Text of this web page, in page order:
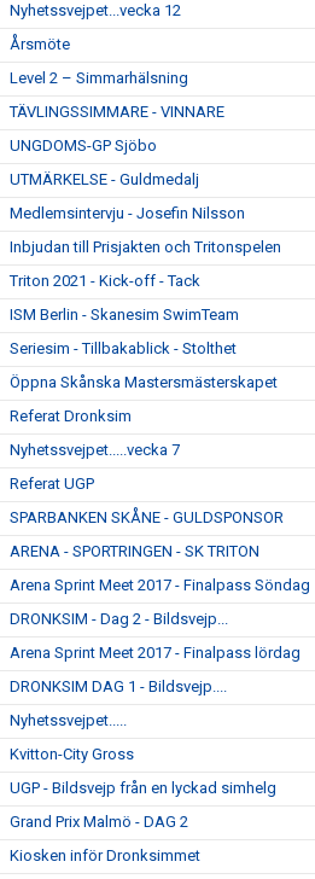
Nyhetssvejpet...vecka 12
Årsmöte
Level 2 – Simmarhälsning
TÄVLINGSSIMMARE - VINNARE
UNGDOMS-GP Sjöbo
UTMÄRKELSE - Guldmedalj
Medlemsintervju - Josefin Nilsson
Inbjudan till Prisjakten och Tritonspelen
Triton 2021 - Kick-off - Tack
ISM Berlin - Skanesim SwimTeam
Seriesim - Tillbakablick - Stolthet
Öppna Skånska Mastersmästerskapet
Referat Dronksim
Nyhetssvejpet.....vecka 7
Referat UGP
SPARBANKEN SKÅNE - GULDSPONSOR
ARENA - SPORTRINGEN - SK TRITON
Arena Sprint Meet 2017 - Finalpass Söndag
DRONKSIM - Dag 2 - Bildsvejp...
Arena Sprint Meet 2017 - Finalpass lördag
DRONKSIM DAG 1 - Bildsvejp....
Nyhetssvejpet.....
Kvitton-City Gross
UGP - Bildsvejp från en lyckad simhelg
Grand Prix Malmö - DAG 2
Kiosken inför Dronksimmet